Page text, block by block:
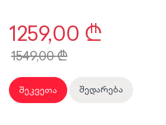
1259,00 ₾
1549,00₾
შეკვეთა შედარება